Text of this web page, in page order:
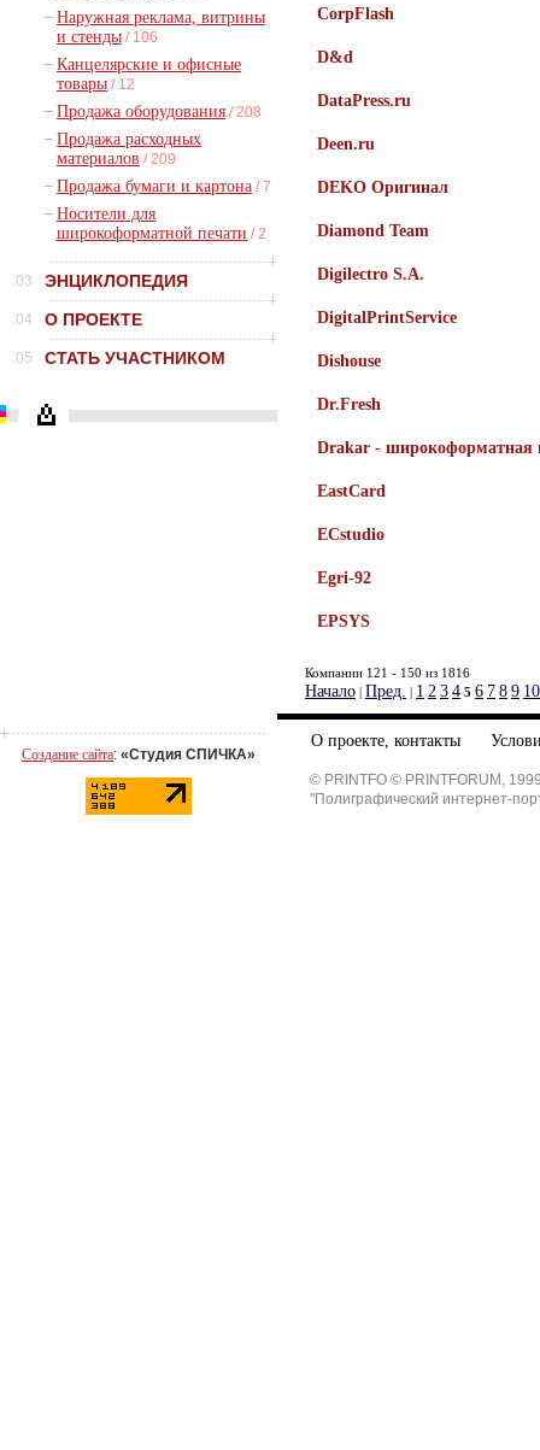
– Наружная реклама, витрины
и стенды / 106
– Канцелярские и офисные
товары / 12
– Продажа оборудования / 208
– Продажа расходных
материалов / 209
– Продажа бумаги и картона / 7
– Носители для
широкоформатной печати / 2
.03 ЭНЦИКЛОПЕДИЯ
.04 О ПРОЕКТЕ
.05 СТАТЬ УЧАСТНИКОМ
Создание сайта: «Студия СПИЧКА»
CorpFlash
D&d
DataPress.ru
Deen.ru
DEKO Оригинал
Diamond Team
Digilectro S.A.
DigitalPrintService
Dishouse
Dr.Fresh
Drakar - широкоформатная
EastCard
ECstudio
Egri-92
EPSYS
Компании 121 - 150 из 1816
Начало | Пред. | 1 2 3 4 5 6 7 8 9 10
О проекте, контакты
© PRINTFO © PRINTFORUM,
"Полиграфический интернет-